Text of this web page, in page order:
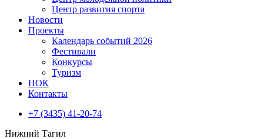
Центр развития спорта
Новости
Проекты
Календарь событий 2026
Фестивали
Конкурсы
Туризм
НОК
Контакты
+7 (3435) 41-20-74
Нижний Тагил